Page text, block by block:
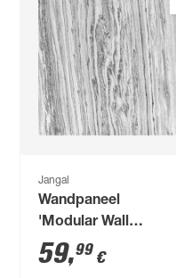
Jangal
Wandpaneel
'Modular Wall
11305A Arctic
Marble Stone' grau
59,99 €